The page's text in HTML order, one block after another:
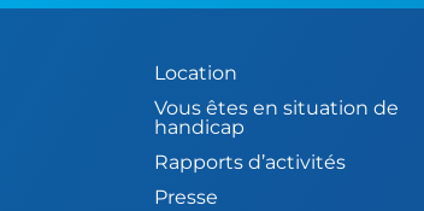
Location
Vous êtes en situation de
handicap
Rapports d’activités
Presse